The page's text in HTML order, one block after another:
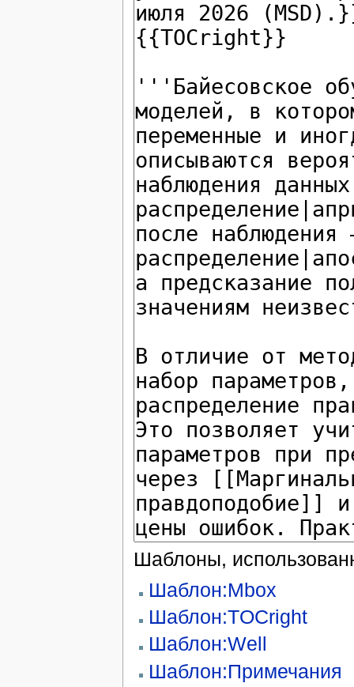
Шаблоны,
Шаблон:Mbox
Шаблон:TOCright
Шаблон:Well
Шаблон:Примечания